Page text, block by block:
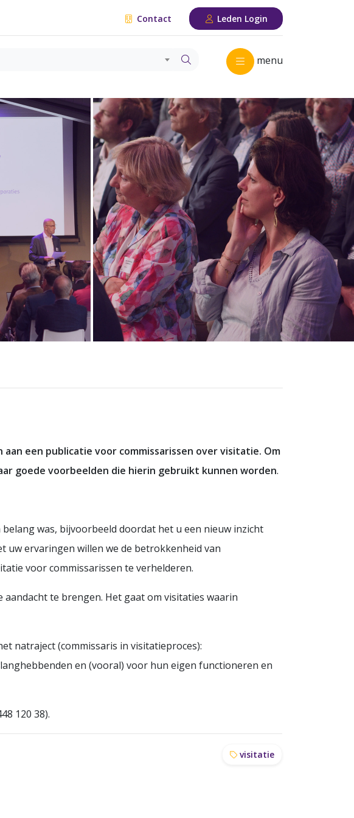
Contact Leden Login
menu
een publicatie voor commissarissen over visitatie. Om
goede voorbeelden die hierin gebruikt kunnen worden.
was, bijvoorbeeld doordat het u een nieuw inzicht
uw ervaringen willen we de betrokkenheid van
voor commissarissen te verhelderen.
te brengen. Het gaat om visitaties waarin
natraject (commissaris in visitatieproces):
en (vooral) voor hun eigen functioneren en
120 38).
visitatie